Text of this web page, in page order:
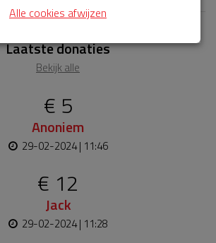
Laatste donaties
Bekijk alle
€ 5
Anoniem
29-02-2024 | 11:46
€ 12
Jack
29-02-2024 | 11:28
Alle cookies afwijzen